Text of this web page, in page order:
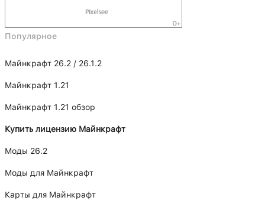
Популярное
Майнкрафт 26.2 / 26.1.2
Майнкрафт 1.21
Майнкрафт 1.21 обзор
Купить лицензию Майнкрафт
Моды 26.2
Моды для Майнкрафт
Карты для Майнкрафт